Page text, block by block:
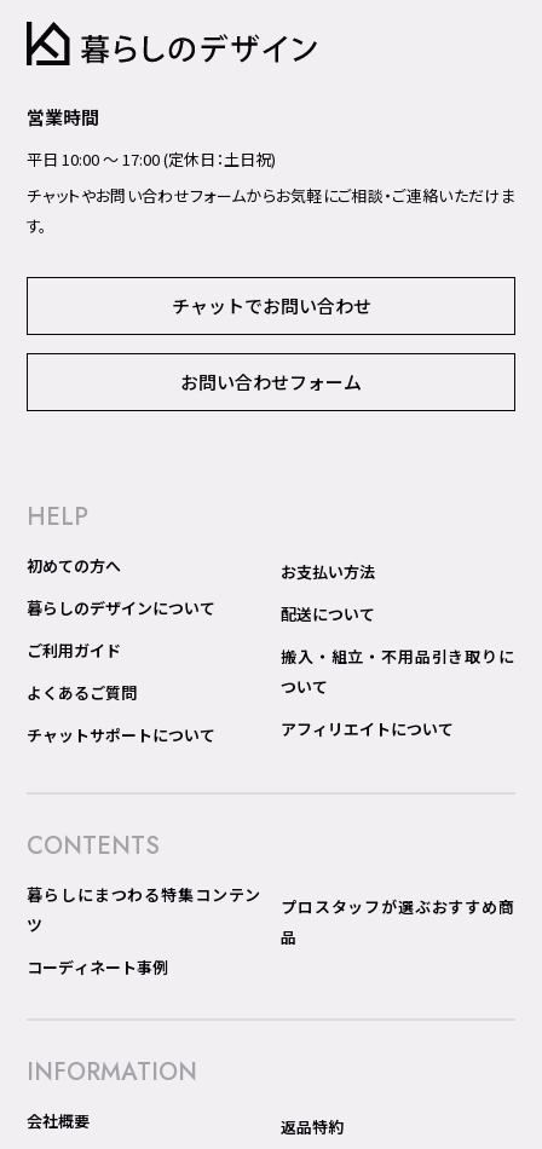
営業時間
平日 10:00 ～ 17:00 (定休日：土日祝)
チャットやお問い合わせフォームからお気軽にご相談・ご連絡いただけま
す。
チャットでお問い合わせ
お問い合わせフォーム
HELP
初めての方へ
暮らしのデザインについて
ご利用ガイド
よくあるご質問
チャットサポートについて
お支払い方法
配送について
搬入・組立・不用品引き取りに
ついて
アフィリエイトについて
CONTENTS
暮らしにまつわる特集コンテン
ツ
コーディネート事例
プロスタッフが選ぶおすすめ商
品
INFORMATION
会社概要
返品特約